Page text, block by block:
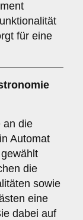
für eine
an die
Automat
die
sowie
eine
dabei auf